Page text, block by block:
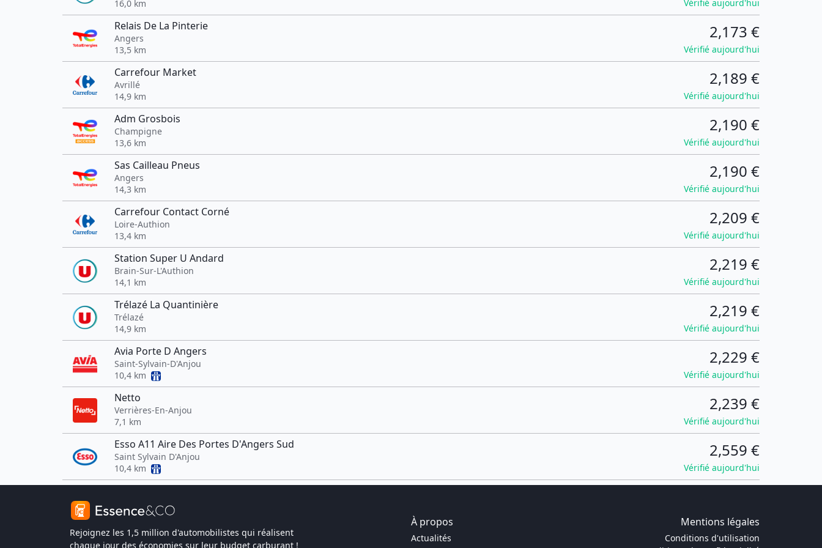
16,0 km Vérifié aujourd'hui
Relais De La Pinterie
Angers
13,5 km
2,173 €
Vérifié aujourd'hui
Carrefour Market
Avrillé
14,9 km
2,189 €
Vérifié aujourd'hui
Adm Grosbois
Champigne
13,6 km
2,190 €
Vérifié aujourd'hui
Sas Cailleau Pneus
Angers
14,3 km
2,190 €
Vérifié aujourd'hui
Carrefour Contact Corné
Loire-Authion
13,4 km
2,209 €
Vérifié aujourd'hui
Station Super U Andard
Brain-Sur-L'Authion
14,1 km
2,219 €
Vérifié aujourd'hui
Trélazé La Quantinière
Trélazé
14,9 km
2,219 €
Vérifié aujourd'hui
Avia Porte D Angers
Saint-Sylvain-D'Anjou
10,4 km
2,229 €
Vérifié aujourd'hui
Netto
Verrières-En-Anjou
7,1 km
2,239 €
Vérifié aujourd'hui
Esso A11 Aire Des Portes D'Angers Sud
Saint Sylvain D'Anjou
10,4 km
2,559 €
Vérifié aujourd'hui
Rejoignez les 1,5 million d'automobilistes qui réalisent
chaque jour des économies sur leur budget carburant !
À propos Mentions légales
Actualités
Conditions d'utilisation